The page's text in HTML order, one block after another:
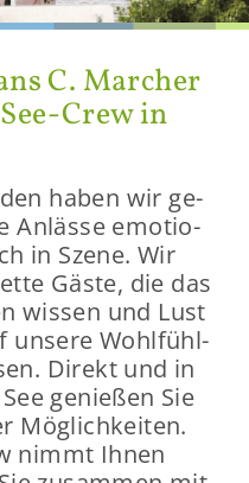
C. Mar­cher
​Crew in
haben wir ge­
An­läs­se emo­tio­
in Szene. Wir
Gäste, die das
wis­sen und Lust
un­se­re Wohlfühl-​
Di­rekt und in
ge­nie­ßen Sie
Mög­lich­kei­ten.
nimmt Ihnen